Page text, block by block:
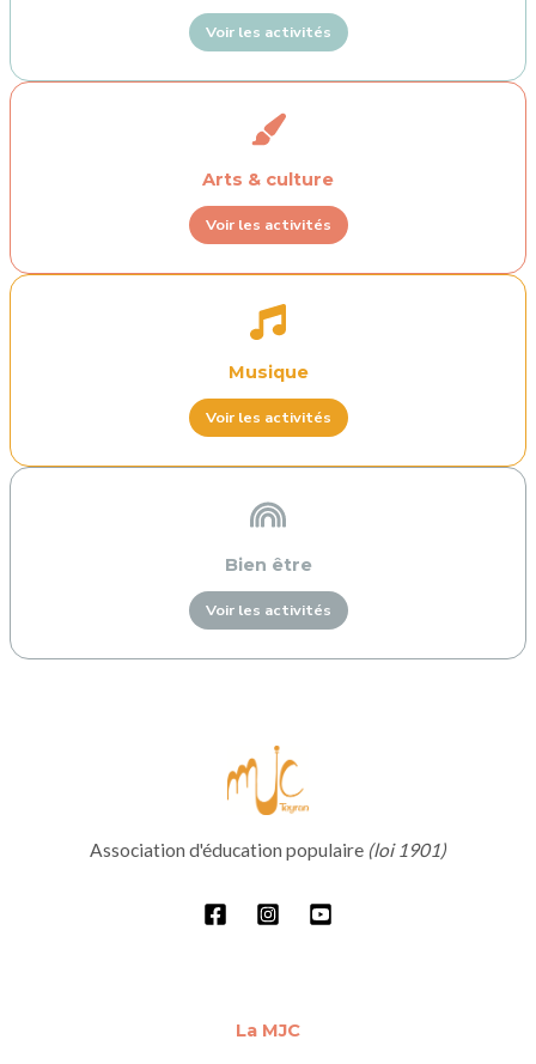
Voir les activités
Arts & culture
Voir les activités
Musique
Voir les activités
Bien être
Voir les activités
Association d'éducation populaire (loi 1901)
La MJC